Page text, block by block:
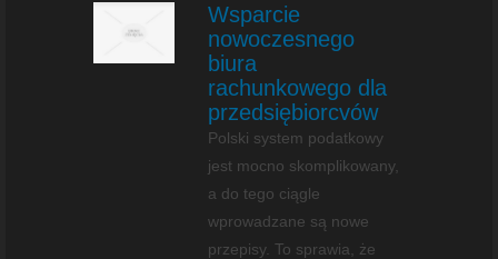
Wsparcie
nowoczesnego
biura
rachunkowego dla
przedsiębiorcvów
Polski system podatkowy
jest mocno skomplikowany,
a do tego ciągle
wprowadzane są nowe
przepisy. To sprawia, że